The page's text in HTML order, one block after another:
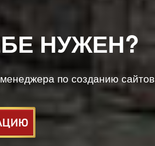
НУЖЕН?
по созданию сайтов